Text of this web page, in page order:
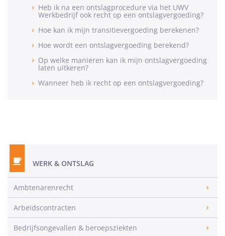
Heb ik na een ontslagprocedure via het UWV
Werkbedrijf ook recht op een ontslagvergoeding?
Hoe kan ik mijn transitievergoeding berekenen?
Hoe wordt een ontslagvergoeding berekend?
Op welke manieren kan ik mijn ontslagvergoeding
laten uitkeren?
Wanneer heb ik recht op een ontslagvergoeding?
WERK & ONTSLAG
Ambtenarenrecht
Arbeidscontracten
Bedrijfsongevallen & beroepsziekten